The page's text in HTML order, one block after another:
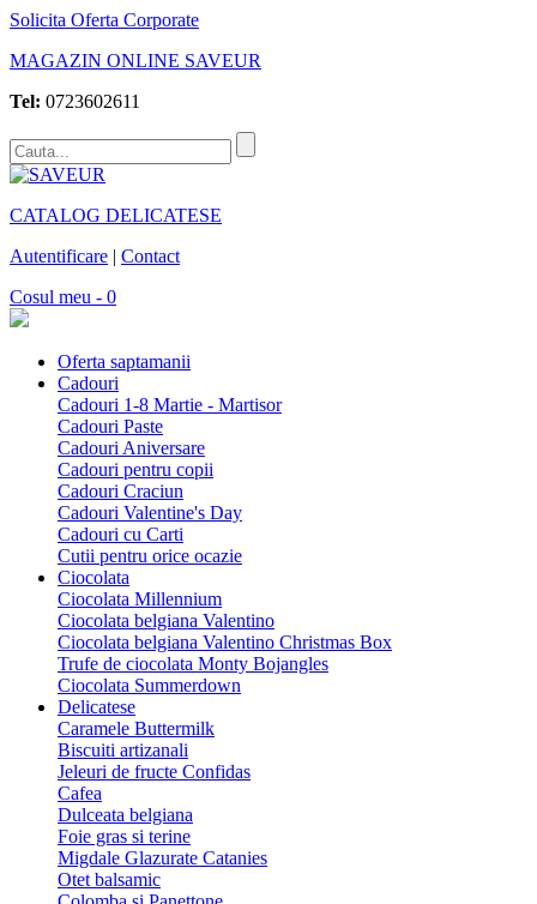
Solicita Oferta Corporate
MAGAZIN ONLINE SAVEUR
Tel: 0723602611
CATALOG DELICATESE
Autentificare | Contact
Cosul meu - 0
Oferta saptamanii
Cadouri
Cadouri 1-8 Martie - Martisor
Cadouri Paste
Cadouri Aniversare
Cadouri pentru copii
Cadouri Craciun
Cadouri Valentine's Day
Cadouri cu Carti
Cutii pentru orice ocazie
Ciocolata
Ciocolata Millennium
Ciocolata belgiana Valentino
Ciocolata belgiana Valentino Christmas Box
Trufe de ciocolata Monty Bojangles
Ciocolata Summerdown
Delicatese
Caramele Buttermilk
Biscuiti artizanali
Jeleuri de fructe Confidas
Cafea
Dulceata belgiana
Foie gras si terine
Migdale Glazurate Catanies
Otet balsamic